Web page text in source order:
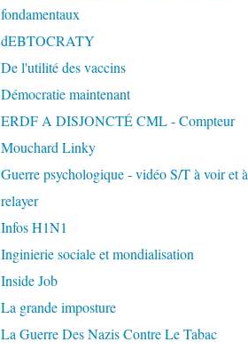
fondamentaux
dEBTOCRATY
De l'utilité des vaccins
Démocratie maintenant
ERDF A DISJONCTÉ CML - Compteur
Mouchard Linky
Guerre psychologique - vidéo S/T à voir et à
relayer
Infos H1N1
Inginierie sociale et mondialisation
Inside Job
La grande imposture
La Guerre Des Nazis Contre Le Tabac